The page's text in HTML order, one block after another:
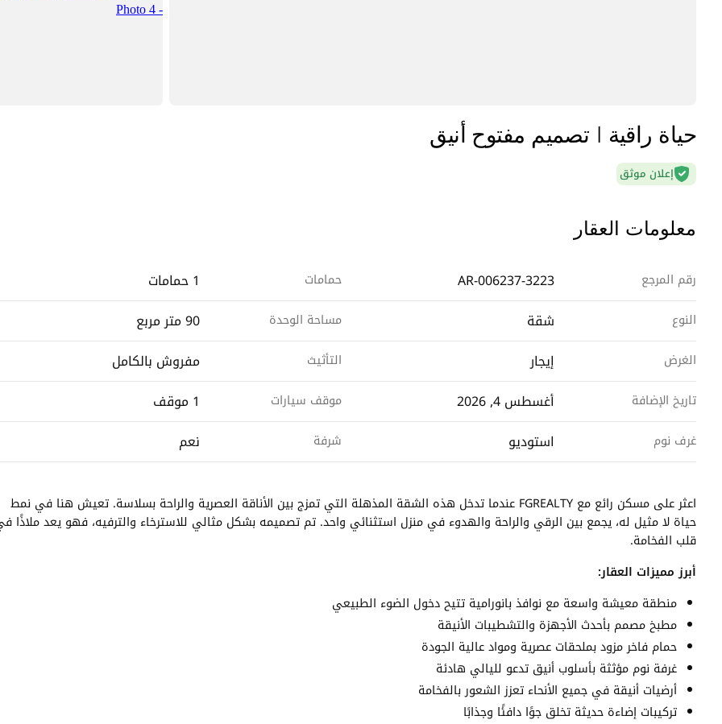
حياة راقية | تصميم مفتوح أنيق
إعلان موثق
معلومات العقار
رقم المرجع AR-006237-3223
النوع شقة
الغرض إيجار
تاريخ الإضافة أغسطس 4, 2026
غرف نوم استوديو
حمامات 1 حمامات
مساحة الوحدة 90 متر مربع
التأثيث مفروش بالكامل
موقف سيارات 1 موقف
شرفة نعم
اعثر على مسكن رائع مع FGREALTY عندما تدخل هذه الشقة المذهلة التي تمزج بين الأناقة العصرية والراحة بسلاسة. تعيش هنا في نمط
حياة لا مثيل له، يجمع بين الرقي والراحة والهدوء في منزل استثنائي واحد. تم تصميمه بشكل مثالي للاسترخاء والترفيه، فهو يعد ملاذًا
قلب الفخامة.
أبرز مميزات العقار:
منطقة معيشة واسعة مع نوافذ بانورامية تتيح دخول الضوء الطبيعي
مطبخ مصمم بأحدث الأجهزة والتشطيبات الأنيقة
حمام فاخر مزود بملحقات عصرية ومواد عالية الجودة
غرفة نوم مؤثثة بأسلوب أنيق تدعو لليالي هادئة
أرضيات أنيقة في جميع الأنحاء تعزز الشعور بالفخامة
تركيبات إضاءة حديثة تخلق جوًا دافئًا وجذابًا